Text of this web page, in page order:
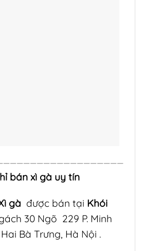
bán xì gà uy tín
gà được bán tại Khói
30 Ngõ 229 P. Minh
Bà Trưng, Hà Nội .